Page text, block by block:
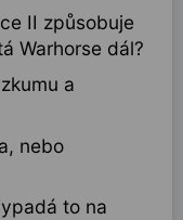
II způsobuje
Warhorse dál?
a
nebo
to na